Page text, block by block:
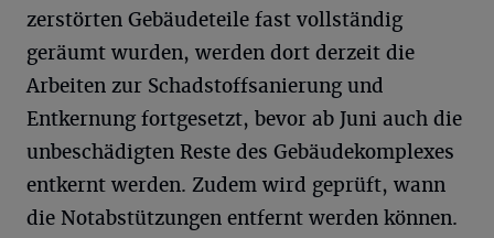
zerstörten Gebäudeteile fast vollständig
geräumt wurden, werden dort derzeit die
Arbeiten zur Schadstoffsanierung und
Entkernung fortgesetzt, bevor ab Juni auch die
unbeschädigten Reste des Gebäudekomplexes
entkernt werden. Zudem wird geprüft, wann
die Notabstützungen entfernt werden können.